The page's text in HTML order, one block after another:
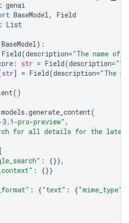
genai
BaseModel,
Field
List
BaseModel):
Field(description="The name of
: str = Field(description=
str] = Field(description="The
()
models .generate_content(
pro-preview" ,
for all details for the
[
:
{}},
:
{}}
: {"text" : {"mime_type"